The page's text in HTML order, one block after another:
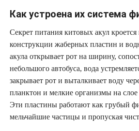
Как устроена их система
Секрет питания китовых акул
конструкции жаберных пластин и
акула открывает рот на ширину,
небольшого автобуса, вода
закрывает рот и выталкивает воду
планктон и мелкие организмы на
Эти пластины работают как грубый
мельчайшие частицы и пропуская